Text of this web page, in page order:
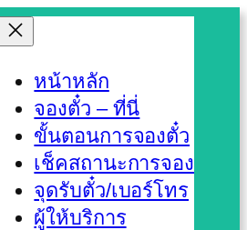
หน้าหลัก
จองตั๋ว – ที่นี่
ขั้นตอนการจองตั๋ว
เช็คสถานะการจอง
จุดรับตั๋ว/เบอร์โทร
ผู้ให้บริการ